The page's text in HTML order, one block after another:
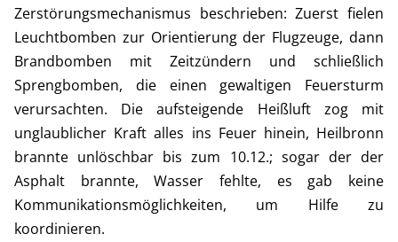
Zerstörungsmechanismus beschrieben: Zuerst fielen
Leuchtbomben zur Orientierung der Flugzeuge, dann
Brandbomben mit Zeitzündern und schließlich
Sprengbomben, die einen gewaltigen Feuersturm
verursachten. Die aufsteigende Heißluft zog mit
unglaublicher Kraft alles ins Feuer hinein, Heilbronn
brannte unlöschbar bis zum 10.12.; sogar der der
Asphalt brannte, Wasser fehlte, es gab keine
Kommunikationsmöglichkeiten, um Hilfe zu
koordinieren.